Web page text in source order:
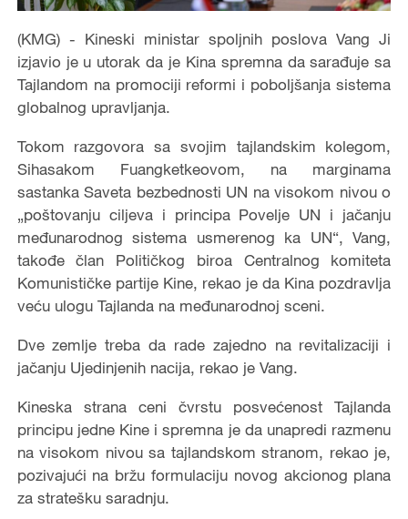
(KMG) - Kineski ministar spoljnih poslova Vang Ji
izjavio je u utorak da je Kina spremna da sarađuje sa
Tajlandom na promociji reformi i poboljšanja sistema
globalnog upravljanja.
Tokom razgovora sa svojim tajlandskim kolegom,
Sihasakom Fuangketkeovom, na marginama
sastanka Saveta bezbednosti UN na visokom nivou o
„poštovanju ciljeva i principa Povelje UN i jačanju
međunarodnog sistema usmerenog ka UN“, Vang,
takođe član Političkog biroa Centralnog komiteta
Komunističke partije Kine, rekao je da Kina pozdravlja
veću ulogu Tajlanda na međunarodnoj sceni.
Dve zemlje treba da rade zajedno na revitalizaciji i
jačanju Ujedinjenih nacija, rekao je Vang.
Kineska strana ceni čvrstu posvećenost Tajlanda
principu jedne Kine i spremna je da unapredi razmenu
na visokom nivou sa tajlandskom stranom, rekao je,
pozivajući na bržu formulaciju novog akcionog plana
za stratešku saradnju.